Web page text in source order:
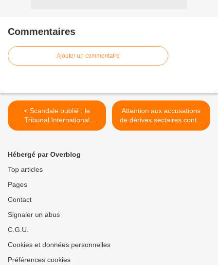
Commentaires
Ajouter un commentaire
< Scandale oublié : le
Tribunal International
condamnait les pape
pour génocide
Attention aux accusations
de dérives sectaires contre
les éveillés : la menace de
Hébergé par Overblog
Top articles
Pages
Contact
Signaler un abus
C.G.U.
Cookies et données personnelles
Préférences cookies